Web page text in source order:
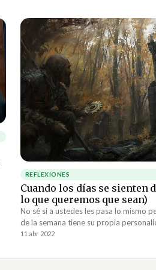
REFLEXIONES
Cuando los días se sienten
lo que queremos que sean)
No sé si a ustedes les pasa lo mismo
de la semana tiene su propia
sienten distintos que los viernes. Los
11 abr 2022